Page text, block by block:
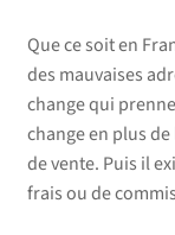
Que ce soit en
des mauvaises
change qui
change en plus
de vente. Puis il
frais ou de